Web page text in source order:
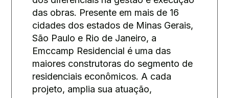
das obras. Presente em mais de 16
cidades dos estados de Minas Gerais,
São Paulo e Rio de Janeiro, a
Emccamp Residencial é uma das
maiores construtoras do segmento de
residenciais econômicos. A cada
projeto, amplia sua atuação,